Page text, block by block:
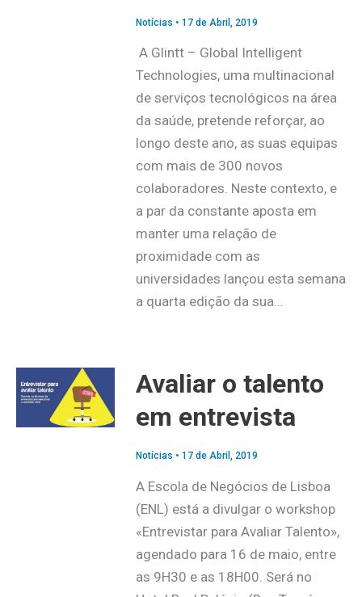
Notícias • 17 de Abril, 2019
A Glintt – Global Intelligent
Technologies, uma multinacional
de serviços tecnológicos na área
da saúde, pretende reforçar, ao
longo deste ano, as suas equipas
com mais de 300 novos
colaboradores. Neste contexto, e
a par da constante aposta em
manter uma relação de
proximidade com as
universidades lançou esta semana
a quarta edição da sua…
Avaliar o talento
em entrevista
Notícias • 17 de Abril, 2019
A Escola de Negócios de Lisboa
(ENL) está a divulgar o workshop
«Entrevistar para Avaliar Talento»,
agendado para 16 de maio, entre
as 9H30 e as 18H00. Será no